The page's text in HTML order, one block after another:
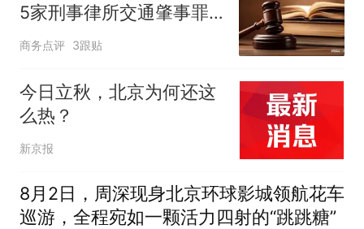
5家刑事律所交通肇事罪
顶尖辩护力量硬核拆解
商务点评 3跟贴
今日立秋，北京为何还这
么热？
新京报
8月2日，周深现身北京环球影城领航花车
巡游，全程宛如一颗活力四射的“跳跳糖”